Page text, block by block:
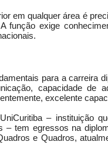
em qualquer área é
função exige
para a carreira
capacidade de
excelente
– instituição
– tem egressos na
e Quadros,